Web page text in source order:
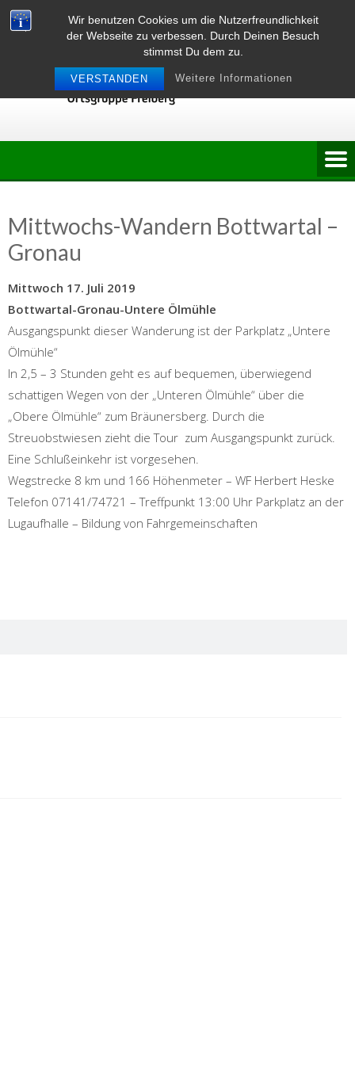
Wir benutzen Cookies um die Nutzerfreundlichkeit
der Webseite zu verbessen. Durch Deinen Besuch
stimmst Du dem zu.
VERSTANDEN Weitere Informationen
Skip
to
Mittwochs-Wandern Bottwartal –
Gronau
Mittwoch 17. Juli 2019
Bottwartal-Gronau-Untere Ölmühle
Ausgangspunkt dieser Wanderung ist der Parkplatz „Untere
Ölmühle“
In 2,5 – 3 Stunden geht es auf bequemen, überwiegend
schattigen Wegen von der „Unteren Ölmühle“ über die
„Obere Ölmühle“ zum Bräunersberg. Durch die
Streuobstwiesen zieht die Tour zum Ausgangspunkt zurück.
Eine Schlußeinkehr ist vorgesehen.
Wegstrecke 8 km und 166 Höhenmeter – WF Herbert Heske
Telefon 07141/74721 – Treffpunkt 13:00 Uhr Parkplatz an der
Lugaufhalle – Bildung von Fahrgemeinschaften